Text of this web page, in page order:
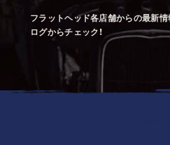
フラットヘッド各店舗からの最新情
ログからチェック！